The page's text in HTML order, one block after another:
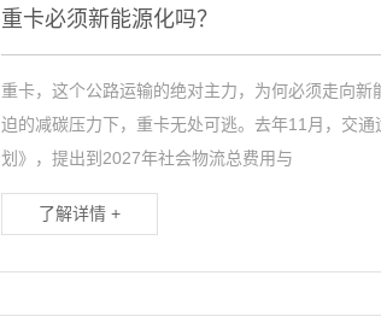
重卡必须新能源化吗？
重卡，这个公路运输的绝对主力，为何必须走向
迫的减碳压力下，重卡无处可逃。去年11月，交
划》，提出到2027年社会物流总费用与
了解详情 +